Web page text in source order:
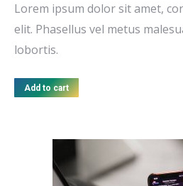
Lorem ipsum dolor sit amet,
elit. Phasellus vel metus
lobortis.
Add to cart